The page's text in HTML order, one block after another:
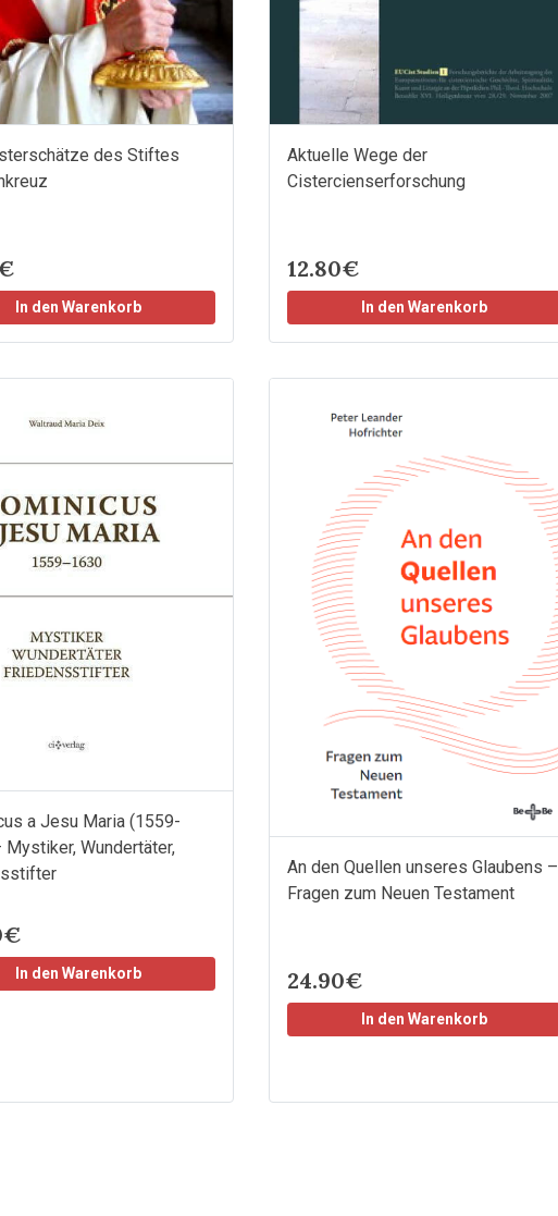
des Stiftes
In den Warenkorb
Aktuelle Wege der
Cistercienserforschung
12.80€
In den Warenkorb
a Jesu Maria (1559-
Mystiker, Wundertäter,
In den Warenkorb
An den Quellen unseres Glaubens –
Fragen zum Neuen Testament
24.90€
In den Warenkorb